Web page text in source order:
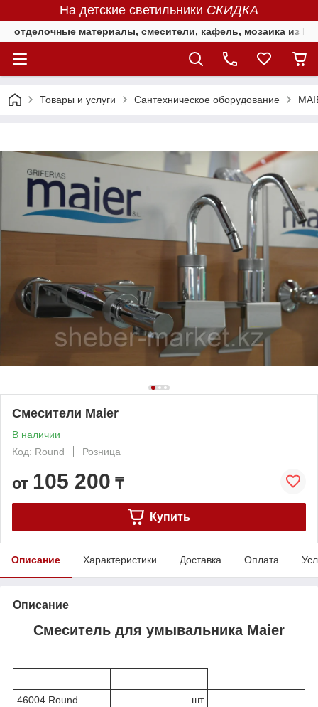
На детские светильники СКИДКА
отделочные материалы, смесители, кафель, мозаика из
Товары и услуги Сантехническое оборудование
Смесители Maier
В наличии
Код: Round
Розница
от 105 200 ₸
Купить
Описание Характеристики Доставка Оплата
Описание
Смеситель для умывальника Maier
46004 Round
шт